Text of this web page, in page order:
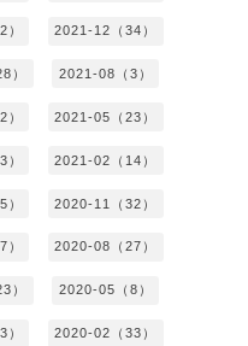
2021-12（34）
） 2021-08（3）
2021-05（23）
2021-02（14）
2020-11（32）
2020-08（27）
） 2020-05（8）
2020-02（33）